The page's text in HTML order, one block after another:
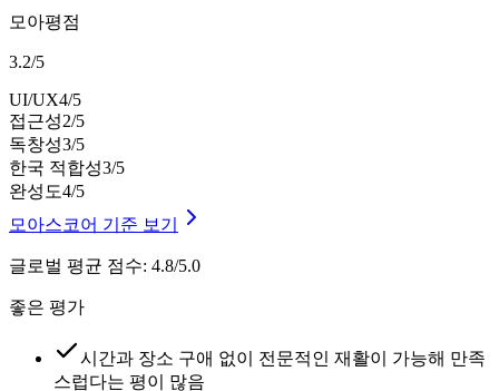
모아평점
3.2/5
UI/UX4/5
접근성2/5
독창성3/5
한국 적합성3/5
완성도4/5
모아스코어 기준 보기
글로벌 평균 점수: 4.8/5.0
좋은 평가
시간과 장소 구애 없이 전문적인 재활이 가능해 만족
스럽다는 평이 많음